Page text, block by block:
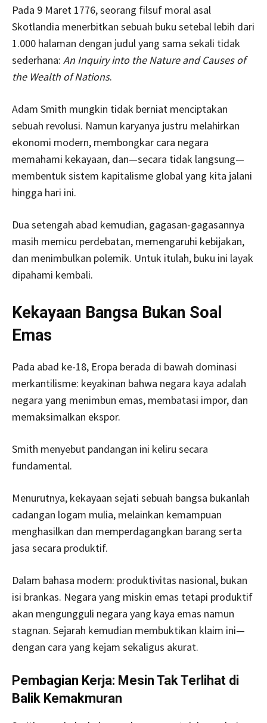
Pada 9 Maret 1776, seorang filsuf moral asal
Skotlandia menerbitkan sebuah buku setebal lebih dari
1.000 halaman dengan judul yang sama sekali tidak
sederhana: An Inquiry into the Nature and Causes of
the Wealth of Nations.
Adam Smith mungkin tidak berniat menciptakan
sebuah revolusi. Namun karyanya justru melahirkan
ekonomi modern, membongkar cara negara
memahami kekayaan, dan—secara tidak langsung—
membentuk sistem kapitalisme global yang kita jalani
hingga hari ini.
Dua setengah abad kemudian, gagasan-gagasannya
masih memicu perdebatan, memengaruhi kebijakan,
dan menimbulkan polemik. Untuk itulah, buku ini layak
dipahami kembali.
Kekayaan Bangsa Bukan Soal
Emas
Pada abad ke-18, Eropa berada di bawah dominasi
merkantilisme: keyakinan bahwa negara kaya adalah
negara yang menimbun emas, membatasi impor, dan
memaksimalkan ekspor.
Smith menyebut pandangan ini keliru secara
fundamental.
Menurutnya, kekayaan sejati sebuah bangsa bukanlah
cadangan logam mulia, melainkan kemampuan
menghasilkan dan memperdagangkan barang serta
jasa secara produktif.
Dalam bahasa modern: produktivitas nasional, bukan
isi brankas. Negara yang miskin emas tetapi produktif
akan mengungguli negara yang kaya emas namun
stagnan. Sejarah kemudian membuktikan klaim ini—
dengan cara yang kejam sekaligus akurat.
Pembagian Kerja: Mesin Tak Terlihat di
Balik Kemakmuran